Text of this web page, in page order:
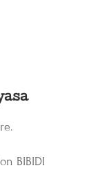
BIBIDI